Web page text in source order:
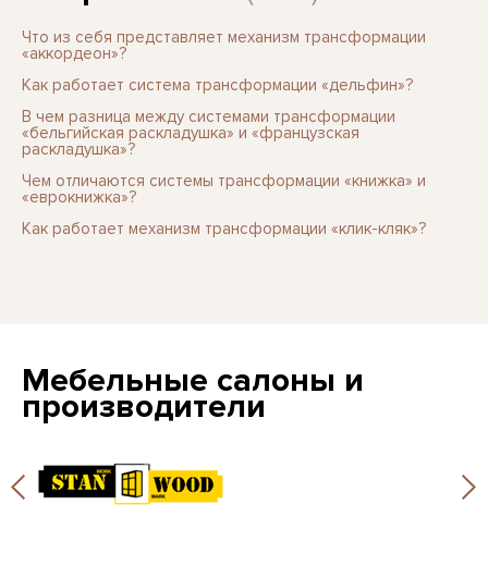
Что из себя представляет механизм трансформации
«аккордеон»?
Как работает система трансформации «дельфин»?
В чем разница между системами трансформации
«бельгийская раскладушка» и «французская
раскладушка»?
Чем отличаются системы трансформации «книжка» и
«еврокнижка»?
Как работает механизм трансформации «клик-кляк»?
Мебельные салоны и
производители